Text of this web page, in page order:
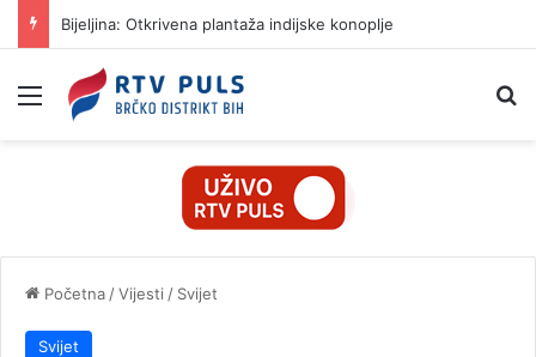
Bijeljina: Otkrivena plantaža indijske konoplje
Izbornik
Početna /Vijesti / Svijet
Svijet